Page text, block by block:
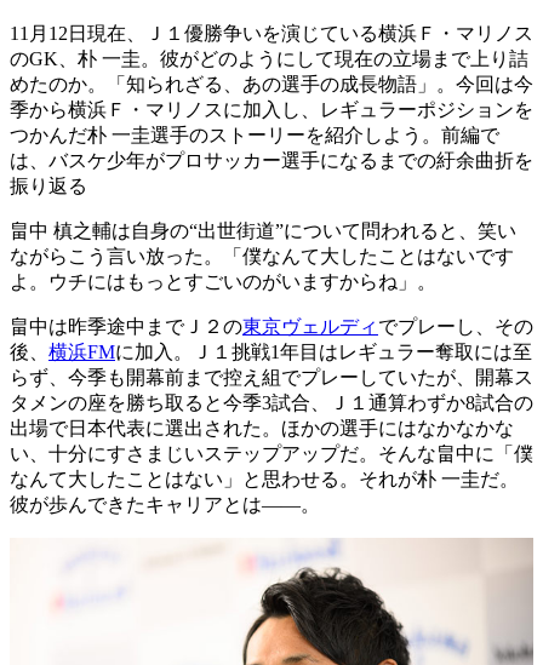
11月12日現在、Ｊ１優勝争いを演じている横浜Ｆ・マリノス
のGK、朴 一圭。彼がどのようにして現在の立場まで上り詰
めたのか。「知られざる、あの選手の成長物語」。今回は今
季から横浜Ｆ・マリノスに加入し、レギュラーポジションを
つかんだ朴 一圭選手のストーリーを紹介しよう。前編で
は、バスケ少年がプロサッカー選手になるまでの紆余曲折を
振り返る
畠中 槙之輔は自身の“出世街道”について問われると、笑い
ながらこう言い放った。「僕なんて大したことはないです
よ。ウチにはもっとすごいのがいますからね」。
畠中は昨季途中までＪ２の東京ヴェルディ でプレーし、その
後、 横浜FMに加入。Ｊ１挑戦1年目はレギュラー奪取には至
らず、今季も開幕前まで控え組でプレーしていたが、開幕ス
タメンの座を勝ち取ると今季3試合、Ｊ１通算わずか8試合の
出場で日本代表に選出された。ほかの選手にはなかなかな
い、十分にすさまじいステップアップだ。そんな畠中に「僕
なんて大したことはない」と思わせる。それが朴 一圭だ。
彼が歩んできたキャリアとは――。